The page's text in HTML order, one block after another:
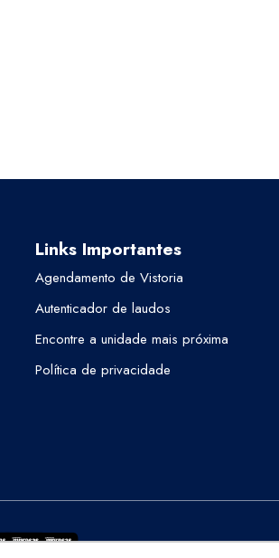
Links Importantes
Agendamento de Vistoria
Autenticador de laudos
Encontre a unidade mais próxima
Política de privacidade